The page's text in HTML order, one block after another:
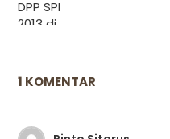
1 KOMENTAR